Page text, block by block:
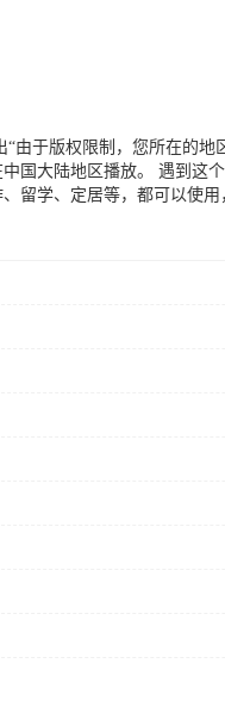
于版权限制，您所在的地
国大陆地区播放。 遇到这
留学、定居等，都可以使用